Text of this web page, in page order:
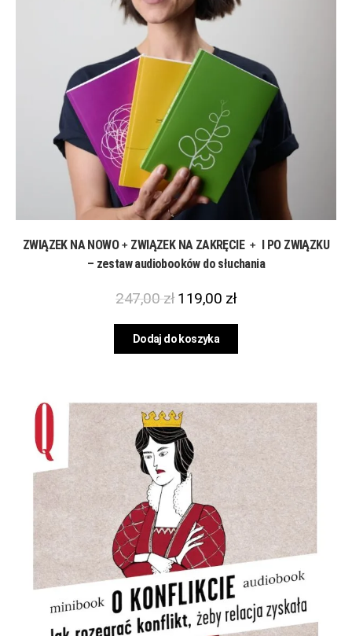
ZWIĄZEK NA NOWO﹢ZWIĄZEK NA ZAKRĘCIE ﹢ I PO ZWIĄZKU
– zestaw audiobooków do słuchania
247,00zł 119,00 zł
Dodaj do koszyka